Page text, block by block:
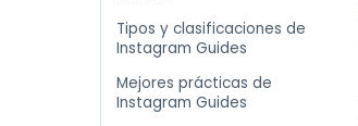
Tipos y clasificaciones de
Instagram Guides
Mejores prácticas de
Instagram Guides